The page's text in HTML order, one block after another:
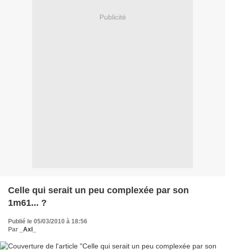
Publicité
Celle qui serait un peu complexée par son
1m61... ?
Publié le 05/03/2010 à 18:56
Par
_Axl_